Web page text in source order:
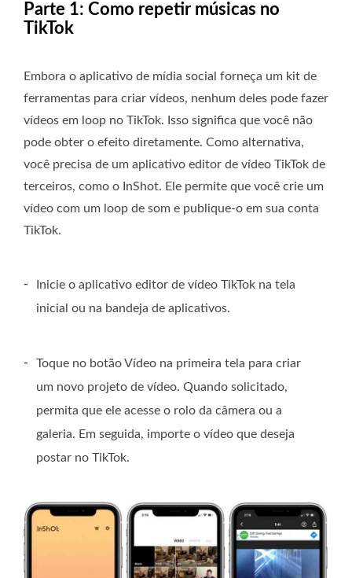
Parte 1: Como repetir músicas no
TikTok
Embora o aplicativo de mídia social forneça um kit de
ferramentas para criar vídeos, nenhum deles pode fazer
vídeos em loop no TikTok. Isso significa que você não
pode obter o efeito diretamente. Como alternativa,
você precisa de um aplicativo editor de vídeo TikTok de
terceiros, como o InShot. Ele permite que você crie um
vídeo com um loop de som e publique-o em sua conta
TikTok.
-
Inicie o aplicativo editor de vídeo TikTok na tela
inicial ou na bandeja de aplicativos.
-
Toque no botão Vídeo na primeira tela para criar
um novo projeto de vídeo. Quando solicitado,
permita que ele acesse o rolo da câmera ou a
galeria. Em seguida, importe o vídeo que deseja
postar no TikTok.